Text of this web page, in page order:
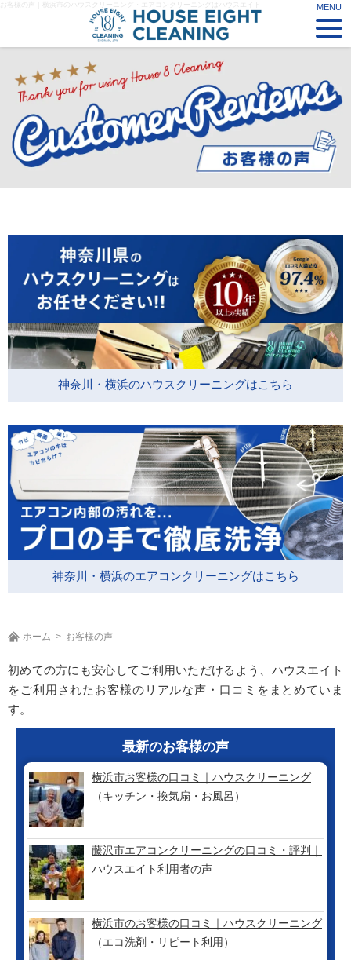
お客様の声｜横浜市のハウスクリーニング・エアコンクリーニングはハウスエイト
神奈川・横浜のハウスクリーニングはこちら
神奈川・横浜のエアコンクリーニングはこちら
ホーム お客様の声
初めての方にも安心してご利用いただけるよう、ハウスエイト
をご利用されたお客様のリアルな声・口コミをまとめていま
す。
最新のお客様の声
横浜市お客様の口コミ｜ハウスクリーニング
（キッチン・換気扇・お風呂）
藤沢市エアコンクリーニングの口コミ・評判｜
ハウスエイト利用者の声
横浜市のお客様の口コミ｜ハウスクリーニング
（エコ洗剤・リピート利用）